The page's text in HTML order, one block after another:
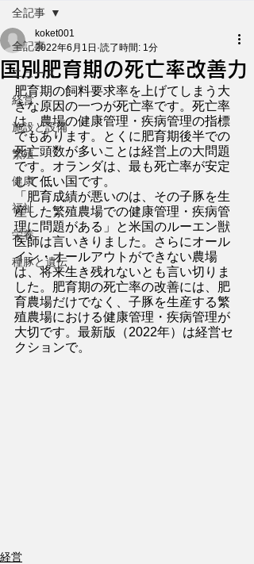
全記事
ニュース
経営
施設と設備
繁殖
健康
福祉
栄養
種豚と遺伝
全記事
国別肥育期の死亡率改善力
koket001
2022年6月1日 読了時間: 1分
肥育期の飼料要求率を上げてしまう大
きな原因の一つが死亡率です。死亡率
は、農場の健康管理・疾病管理の指標
でもあります。とくに肥育期後半での
死亡頭数が多いことは経営上の大問題
です。オランダは、最も死亡率が安定
して低い国です。
「肥育成績が悪いのは、その子豚を生
産した繁殖農場での健康管理・疾病管
理に問題がある」と米国のルーエン獣
医師は言いきりました。さらにオール
イン・オールアウトができない農場
は、将来生き残れないとも言い切りま
した。肥育期の死亡率の改善には、肥
育農場だけでなく、子豚を生産する繁
殖農場における健康管理・疾病管理が
大切です。最新版（2022年）は経営セ
クションで。
経営